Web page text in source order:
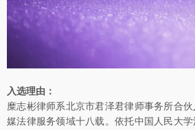
入选理由：
糜志彬律师系北京市君泽君律师事务所合
媒法律服务领域十八载。依托中国人民大学